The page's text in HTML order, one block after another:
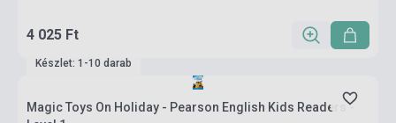
4 025 Ft
Készlet: 1-10 darab
Magic Toys On Holiday - Pearson English Kids Readers -